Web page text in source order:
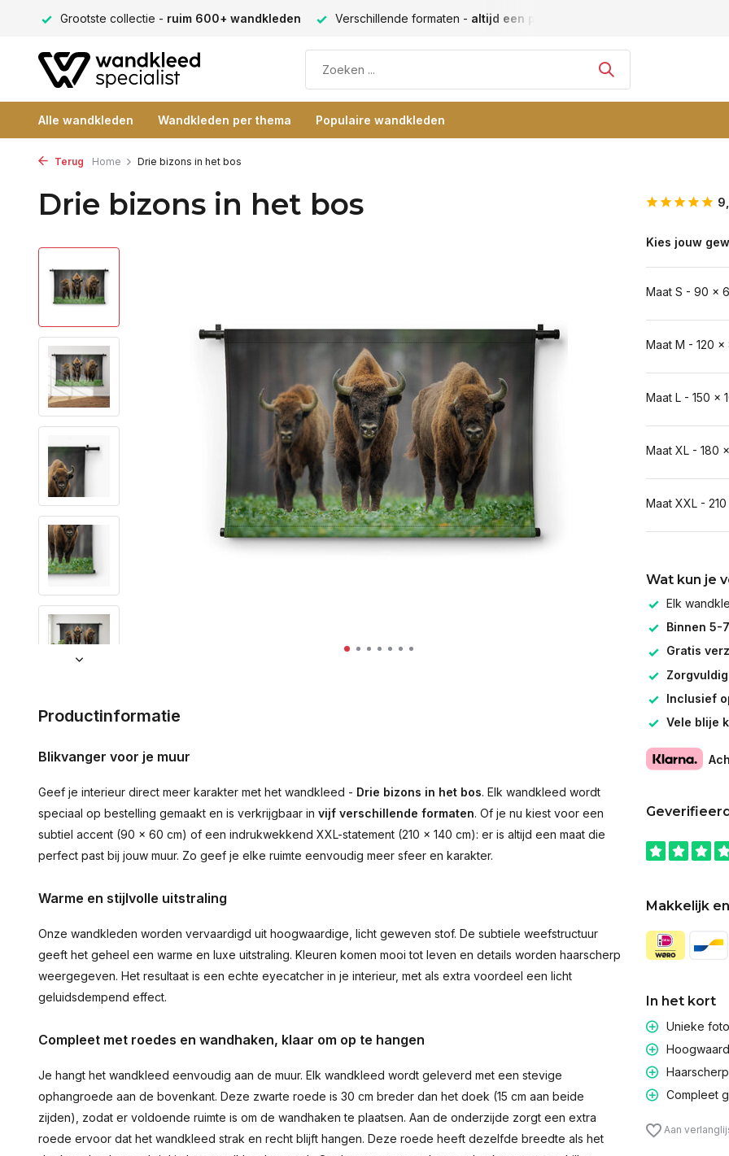
Grootste collectie - ruim 600+ wandkleden Verschillende formaten - altijd een passende maat
Alle wandkleden Wandkleden per thema Populaire wandkleden
Terug Home Drie bizons in het bos
Drie bizons in het bos
Productinformatie
Blikvanger voor je muur
Geef je interieur direct meer karakter met het wandkleed - Drie bizons in het bos. Elk wandkleed wordt
speciaal op bestelling gemaakt en is verkrijgbaar in vijf verschillende formaten. Of je nu kiest voor een
subtiel accent (90 × 60 cm) of een indrukwekkend XXL-statement (210 × 140 cm): er is altijd een maat die
perfect past bij jouw muur. Zo geef je elke ruimte eenvoudig meer sfeer en karakter.
Warme en stijlvolle uitstraling
Onze wandkleden worden vervaardigd uit hoogwaardige, licht geweven stof. De subtiele weefstructuur
geeft het geheel een warme en luxe uitstraling. Kleuren komen mooi tot leven en details worden haarscherp
weergegeven. Het resultaat is een echte eyecatcher in je interieur, met als extra voordeel een licht
geluidsdempend effect.
Compleet met roedes en wandhaken, klaar om op te hangen
Je hangt het wandkleed eenvoudig aan de muur. Elk wandkleed wordt geleverd met een stevige
ophangroede aan de bovenkant. Deze zwarte roede is 30 cm breder dan het doek (15 cm aan beide
zijden), zodat er voldoende ruimte is om de wandhaken te plaatsen. Aan de onderzijde zorgt een extra
roede ervoor dat het wandkleed strak en recht blijft hangen. Deze roede heeft dezelfde breedte als het
Kies jouw
Maat S - 90 x
Maat M - 120 x
Maat L - 150 x
Maat XL - 180
Maat XXL -
Wat kun je
Elk
Binnen 5-
Gratis
Inclusief
Vele blije
Makkelijk
In het kort
Unieke
Compleet
Aan